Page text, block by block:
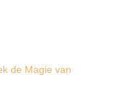
de Magie van